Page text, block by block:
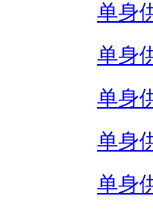
单身
单身
单身
单身
单身